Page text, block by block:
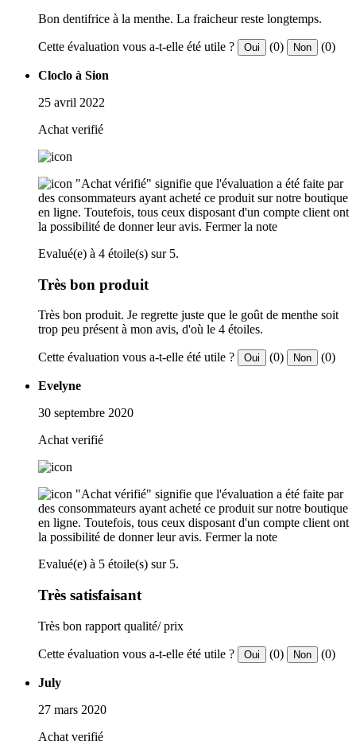
Bon dentifrice à la menthe. La fraicheur reste longtemps.
Cette évaluation vous a-t-elle été utile ? Oui (0) Non (0)
Cloclo à Sion
25 avril 2022
Achat verifié
"Achat vérifié" signifie que l'évaluation a été faite par
des consommateurs ayant acheté ce produit sur notre boutique
en ligne. Toutefois, tous ceux disposant d'un compte client ont
la possibilité de donner leur avis. Fermer la note
Evalué(e) à 4 étoile(s) sur 5.
Très bon produit
Très bon produit. Je regrette juste que le goût de menthe soit
trop peu présent à mon avis, d'où le 4 étoiles.
Cette évaluation vous a-t-elle été utile ? Oui (0) Non (0)
Evelyne
30 septembre 2020
Achat verifié
"Achat vérifié" signifie que l'évaluation a été faite par
des consommateurs ayant acheté ce produit sur notre boutique
en ligne. Toutefois, tous ceux disposant d'un compte client ont
la possibilité de donner leur avis. Fermer la note
Evalué(e) à 5 étoile(s) sur 5.
Très satisfaisant
Très bon rapport qualité/ prix
Cette évaluation vous a-t-elle été utile ? Oui (0) Non (0)
July
27 mars 2020
Achat verifié